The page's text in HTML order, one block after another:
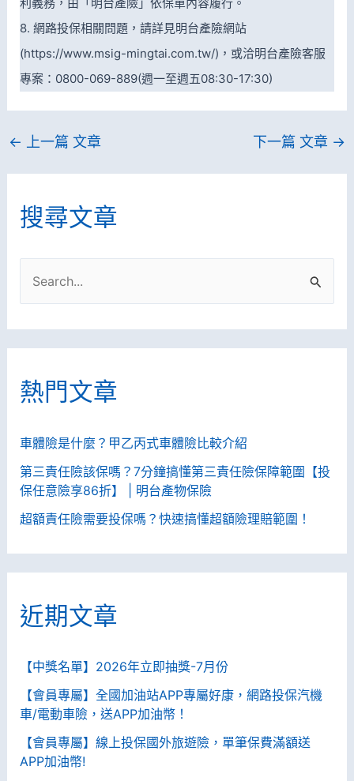
8. 網路投保相關問題，請詳見明台產險網站
(https://www.msig-mingtai.com.tw/)，或洽明台產險客服
專案：0800-069-889(週一至週五08:30-17:30)
← 上一篇 文章 下一篇 文章 →
搜尋文章
鍵
:熱門文章
車體險是什麼？甲乙丙式車體險比較介紹
第三責任險該保嗎？7分鐘搞懂第三責任險保障範圍【投
保任意險享86折】 | 明台產物保險
超額責任險需要投保嗎？快速搞懂超額險理賠範圍！
近期文章
【中獎名單】2026年立即抽獎-7月份
【會員專屬】全國加油站APP專屬好康，網路投保汽機
車/電動車險，送APP加油幣！
【會員專屬】線上投保國外旅遊險，單筆保費滿額送
APP加油幣!